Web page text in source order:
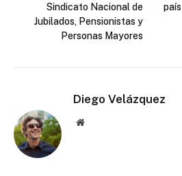
Sindicato Nacional de
Jubilados, Pensionistas y
Personas Mayores
país
Diego Velázquez
Website